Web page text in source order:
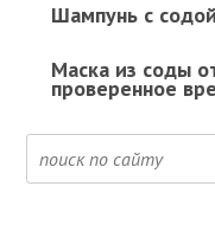
Шампунь с содой
Маска из соды
проверенное